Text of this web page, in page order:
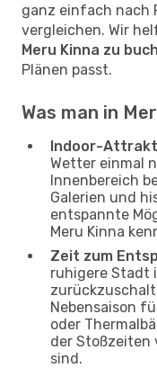
ganz einfach nach
vergleichen. Wir
Meru Kinna zu
Plänen passt.
Was man in
Indoor-
Wetter einmal
Innenbereich
Galerien und
entspannte
Meru Kinna
Zeit zum
ruhigere Stadt
Nebensaison
oder
der Stoßzeiten
sind.